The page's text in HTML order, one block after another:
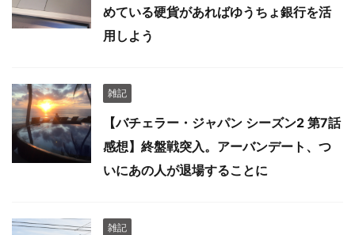
めている硬貨があればゆうちょ銀行を活
用しよう
雑記
【バチェラー・ジャパン シーズン2 第7話
感想】終盤戦突入。アーバンデート、つ
いにあの人が退場することに
雑記